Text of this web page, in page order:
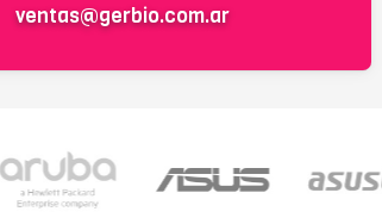
ventas@gerbio.com.ar